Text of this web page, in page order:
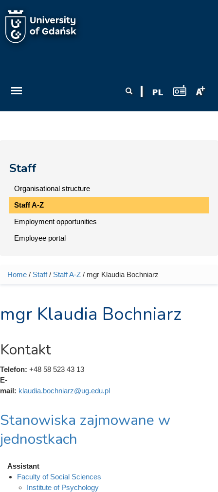
Staff
Organisational structure
Staff A-Z
Employment opportunities
Employee portal
You are here
Home / Staff/ Staff A-Z / mgr Klaudia Bochniarz
mgr Klaudia Bochniarz
Kontakt
Telefon: +48 58 523 43 13
E-
mail: klaudia.bochniarz@ug.edu.pl
Stanowiska zajmowane w
jednostkach
Assistant
Faculty of Social Sciences
Institute of Psychology